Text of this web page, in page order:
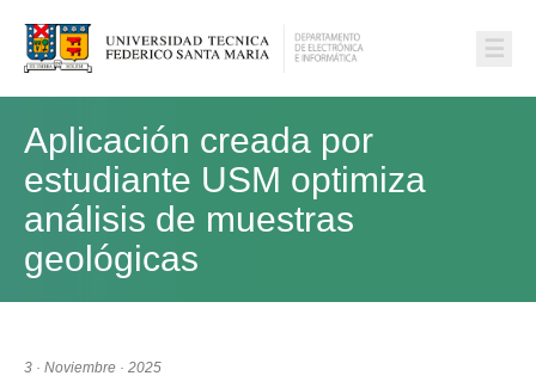
☰
Aplicación creada por
estudiante USM optimiza
análisis de muestras
geológicas
3 · Noviembre · 2025